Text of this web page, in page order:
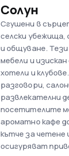
Солун
Сгушени в
селски убежища,
и общуване.
мебели и
хотели и
разговори,
развлекателни
посетителите
ароматно кафе
кътче за четене
осигуряват